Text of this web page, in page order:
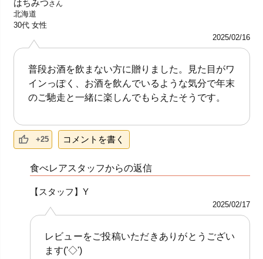
はちみつさん
北海道
30代 女性
2025/02/16
普段お酒を飲まない方に贈りました。見た目がワ
インっぽく、お酒を飲んでいるような気分で年末
のご馳走と一緒に楽しんでもらえたそうです。
+25 コメントを書く
食べレアスタッフからの返信
【スタッフ】Y
2025/02/17
レビューをご投稿いただきありがとうござい
ます('◇')ゞ